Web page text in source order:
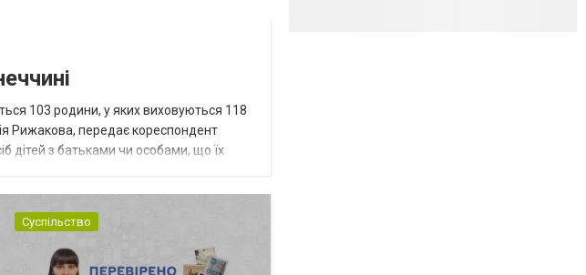
103 родини, у яких виховуються 118
Рижакова, передає кореспондент
дітей з батьками чи особами, що їх
Суспільство